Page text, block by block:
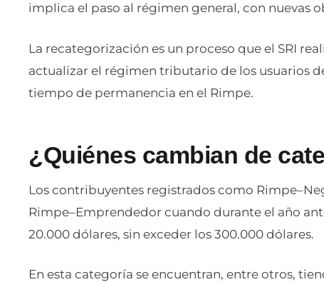
implica el paso al régimen general, con nuevas
La recategorización es un proceso que el SRI
actualizar el régimen tributario de los usuarios
tiempo de permanencia en el Rimpe.
¿Quiénes cambian de
Los contribuyentes registrados como
Rimpe–Emprendedor cuando durante el año
20.000 dólares, sin exceder los 300.000 dólares.
En esta categoría se encuentran, entre otros,